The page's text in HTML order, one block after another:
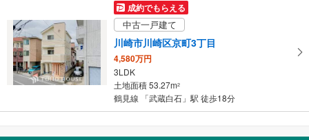
成約でもらえる
中古一戸建て
川崎市川崎区京町3丁目
4,580万円
3LDK
土地面積 53.27m2
鶴見線 「武蔵白石」駅 徒歩18分